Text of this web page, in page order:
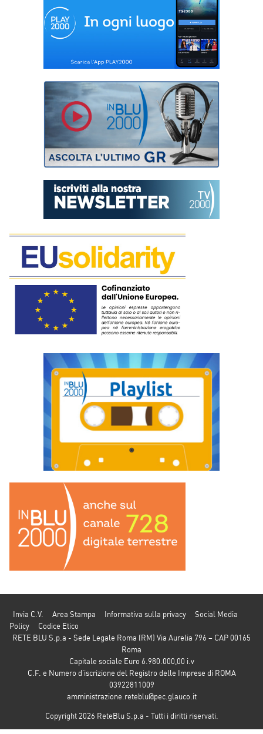
Invia C.V. Area Stampa Informativa sulla privacy
Social Media
Policy
Codice Etico
RETE BLU S.p.a - Sede Legale Roma (RM) Via Aurelia 796 – CAP 00165
Roma
Capitale sociale Euro 6.980.000,00 i.v
C.F. e Numero d’iscrizione del Registro delle Imprese di ROMA
03922811009
amministrazione.reteblu@pec.glauco.it
Copyright 2026 ReteBlu S.p.a - Tutti i diritti riservati.